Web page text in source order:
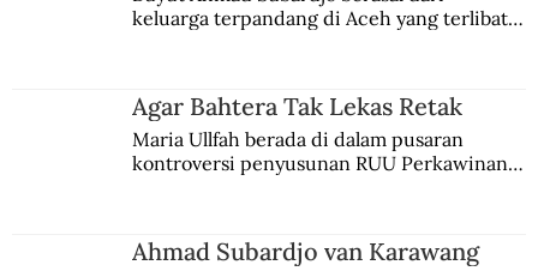
keluarga terpandang di Aceh yang terlibat
Agar Bahtera Tak Lekas Retak
Maria Ullfah berada di dalam pusaran
kontroversi penyusunan RUU Perkawinan.
Ahmad Subardjo van Karawang